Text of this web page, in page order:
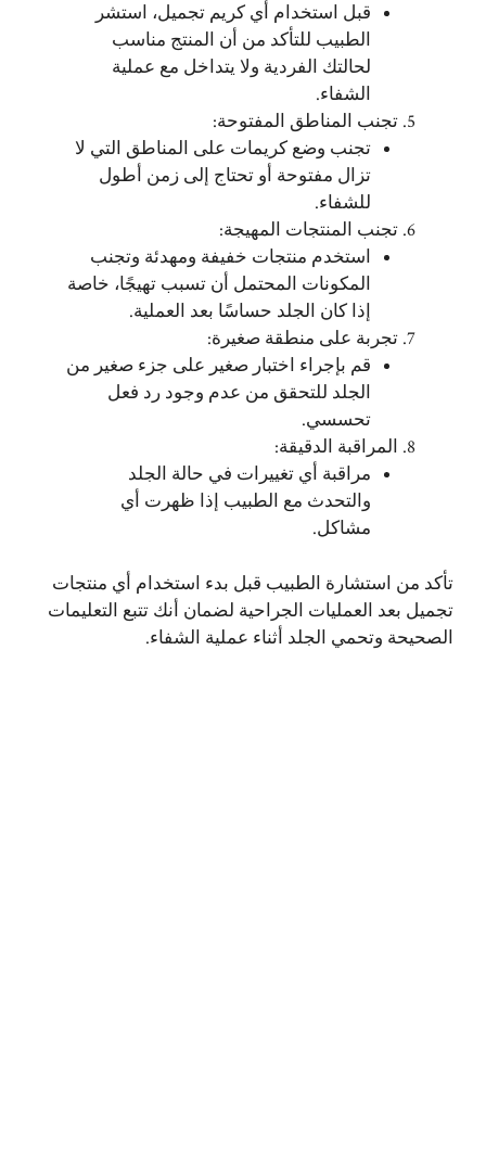
قبل استخدام أي كريم تجميل، استشر
الطبيب للتأكد من أن المنتج مناسب
لحالتك الفردية ولا يتداخل مع عملية
الشفاء.
تجنب المناطق المفتوحة:
تجنب وضع كريمات على المناطق التي لا
تزال مفتوحة أو تحتاج إلى زمن أطول
للشفاء.
تجنب المنتجات المهيجة:
استخدم منتجات خفيفة ومهدئة وتجنب
المكونات المحتمل أن تسبب تهيجًا، خاصة
إذا كان الجلد حساسًا بعد العملية.
تجربة على منطقة صغيرة:
قم بإجراء اختبار صغير على جزء صغير من
الجلد للتحقق من عدم وجود رد فعل
تحسسي.
المراقبة الدقيقة:
مراقبة أي تغييرات في حالة الجلد
والتحدث مع الطبيب إذا ظهرت أي
مشاكل.
تأكد من استشارة الطبيب قبل بدء استخدام أي منتجات
تجميل بعد العمليات الجراحية لضمان أنك تتبع التعليمات
الصحيحة وتحمي الجلد أثناء عملية الشفاء.